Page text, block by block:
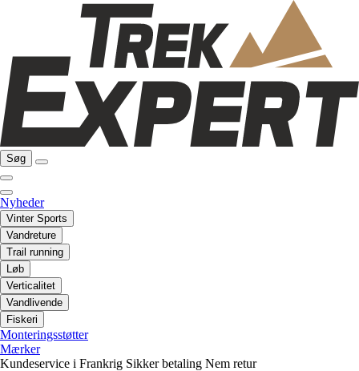
Søg
Nyheder
Vinter Sports
Vandreture
Trail running
Løb
Verticalitet
Vandlivende
Fiskeri
Monteringsstøtter
Mærker
Kundeservice i Frankrig Sikker betaling Nem retur